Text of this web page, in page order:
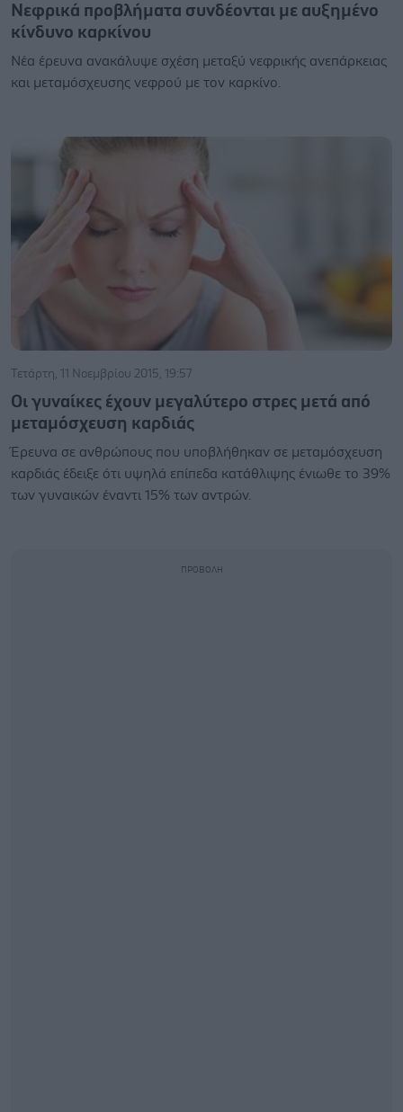
Νεφρικά προβλήματα συνδέονται με αυξημένο
κίνδυνο καρκίνου
Νέα έρευνα ανακάλυψε σχέση μεταξύ νεφρικής ανεπάρκειας
και μεταμόσχευσης νεφρού με τον καρκίνο.
Τετάρτη, 11 Νοεμβρίου 2015, 19:57
Οι γυναίκες έχουν μεγαλύτερο στρες μετά από
μεταμόσχευση καρδιάς
Έρευνα σε ανθρώπους που υποβλήθηκαν σε μεταμόσχευση
καρδιάς έδειξε ότι υψηλά επίπεδα κατάθλιψης ένιωθε το 39%
των γυναικών έναντι 15% των αντρών.